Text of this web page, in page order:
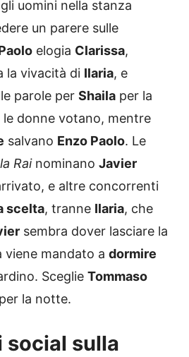
uomini nella stanza
un parere sulle
elogia Clarissa,
la vivacità di Ilaria, e
parole per Shaila per la
le donne votano, mentre
salvano Enzo Paolo. Le
Rainominano Javier
e altre concorrenti
scelta, tranne Ilaria, che
sembra dover lasciare la
viene mandato a dormire
Sceglie Tommaso
la notte.
social sulla